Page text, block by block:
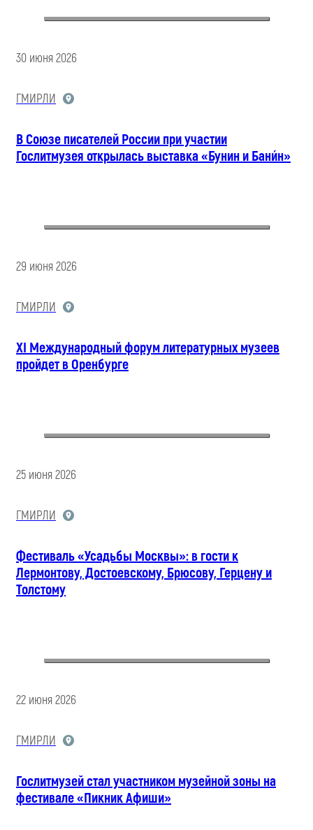
30 июня 2026
ГМИРЛИ
В Союзе писателей России при участии
Гослитмузея открылась выставка «Бунин и Бани́н»
29 июня 2026
ГМИРЛИ
XI Международный форум литературных музеев
пройдет в Оренбурге
25 июня 2026
ГМИРЛИ
Фестиваль «Усадьбы Москвы»: в гости к
Лермонтову, Достоевскому, Брюсову, Герцену и
Толстому
22 июня 2026
ГМИРЛИ
Гослитмузей стал участником музейной зоны на
фестивале «Пикник Афиши»